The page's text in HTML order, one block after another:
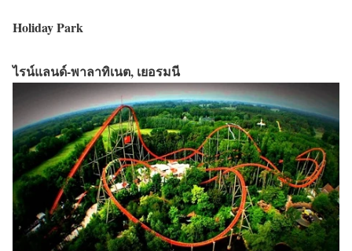
Holiday Park
ไรน์แลนด์-พาลาทิเนต, เยอรมนี